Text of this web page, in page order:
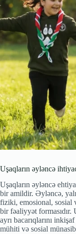
Uşaqların əyləncə
Uşaqların əyləncə
bir amildir. Əyləncə,
fiziki, emosional, sosial
bir fəaliyyət formasıdır.
ayrı bacarıqlarını
mühiti və sosial